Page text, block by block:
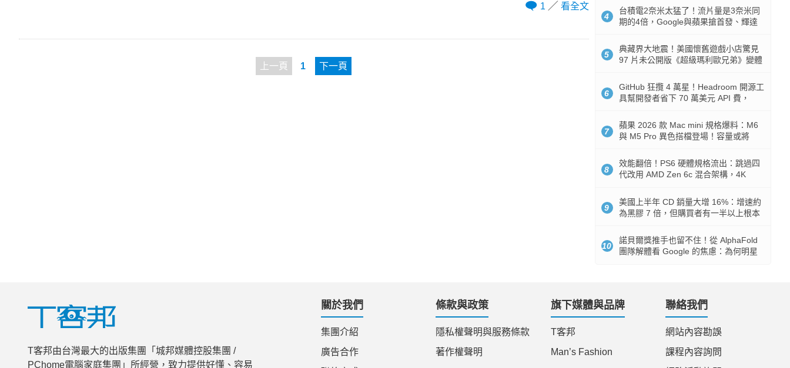
1
看全文
上一頁 1 下一頁
4
台積電2奈米太猛了！流片量是3奈米同
期的4倍，Google與蘋果搶首發、輝達
5
典藏界大地震！美國懷舊遊戲小店驚見
97 片未公開版《超級瑪利歐兄弟》變體
6
GitHub 狂攬 4 萬星！Headroom 開源工
具幫開發者省下 70 萬美元 API 費，
7
蘋果 2026 款 Mac mini 規格爆料：M6
與 M5 Pro 異色搭檔登場！容量或將
8
效能翻倍！PS6 硬體規格流出：跳過四
代改用 AMD Zen 6c 混合架構，4K
9
美國上半年 CD 銷量大增 16%：增速約
為黑膠 7 倍，但購買者有一半以上根本
10
諾貝爾獎推手也留不住！從 AlphaFold
團隊解體看 Google 的焦慮：為何明星
T客邦由台灣最大的出版集團「城邦媒體控股集團 /
PChome電腦家庭集團」所經營，致力提供好懂、容易
關於我們
集團介紹
廣告合作
條款與政策
隱私權聲明與服務條款
著作權聲明
旗下媒體與品牌
T客邦
Man’s Fashion
聯絡我們
網站內容勘誤
課程內容詢問